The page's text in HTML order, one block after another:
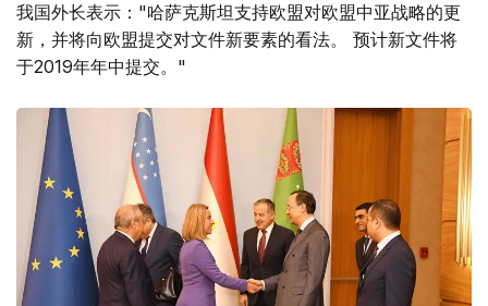
我国外长表示："哈萨克斯坦支持欧盟对欧盟中亚战略的更
新，并将向欧盟提交对文件新要素的看法。 预计新文件将
于2019年年中提交。"